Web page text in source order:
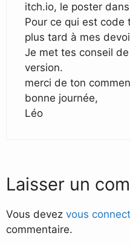
itch.io, le poster
Pour ce qui est code
plus tard à mes
Je met tes conseil
version.
merci de ton
bonne journée,
Léo
Laisser un
Vous devez vous
commentaire.